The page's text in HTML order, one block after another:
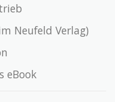
Neufeld Verlag)
eBook